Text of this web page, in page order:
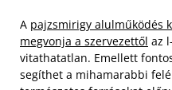
A pajzsmirigy alulműködés
megvonja a szervezettől az
vitathatatlan. Emellett
segíthet a mihamarabbi